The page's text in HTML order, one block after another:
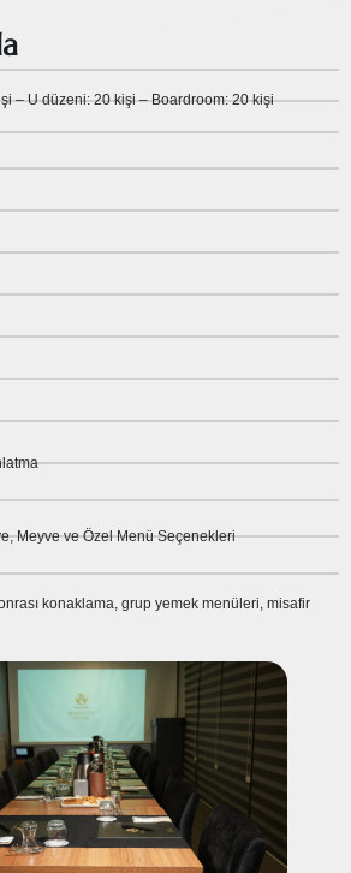
– U düzeni: 20 kişi – Boardroom: 20 kişi
Meyve ve Özel Menü Seçenekleri
konaklama, grup yemek menüleri, misafir